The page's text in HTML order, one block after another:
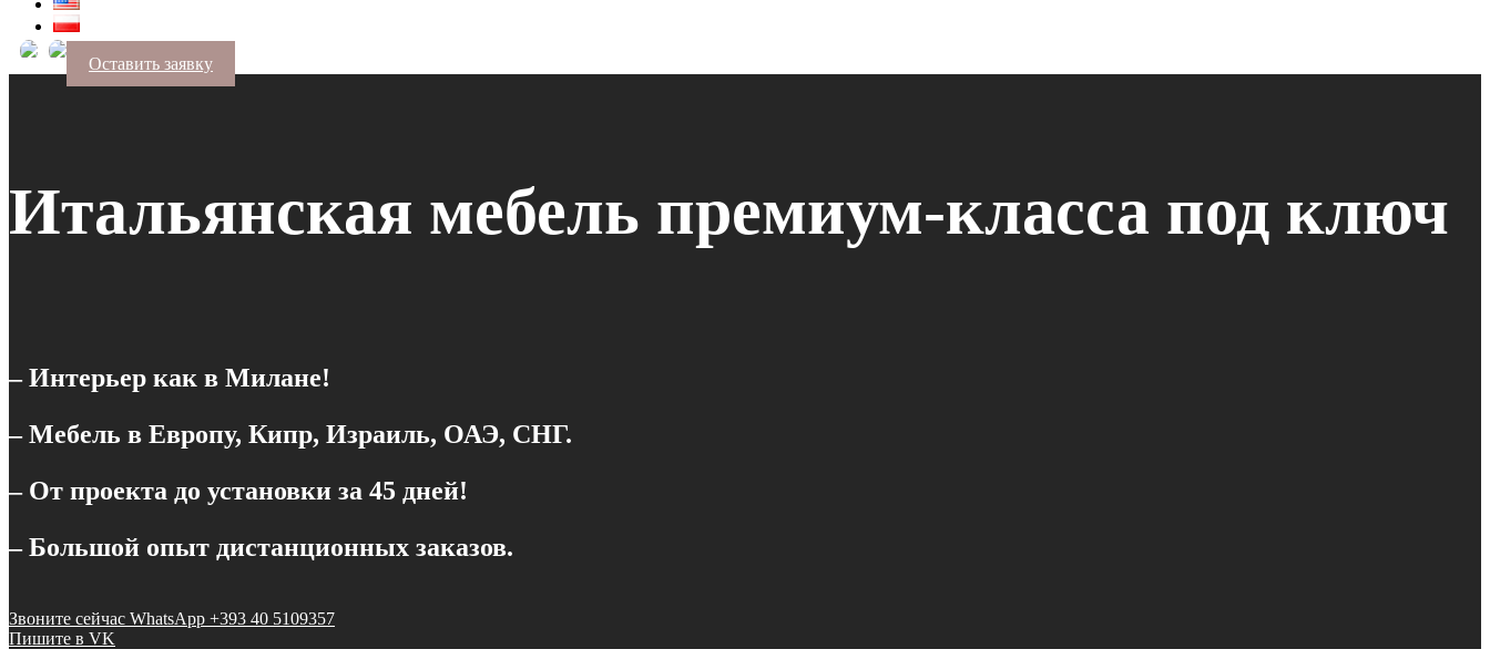
Оставить заявку
Итальянская мебель премиум-класса под ключ
– Интерьер как в Милане!
– Мебель в Европу, Кипр, Израиль, ОАЭ, СНГ.
– От проекта до установки за 45 дней!
– Большой опыт дистанционных заказов.
Звоните сейчас WhatsApp +393 40 5109357
Пишите в VK